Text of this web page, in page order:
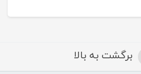
برگشت به بالا